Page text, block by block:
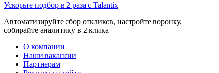
Ускорьте подбор в 2 раза с Talantix
Автоматизируйте сбор откликов, настройте воронку,
собирайте аналитику в 2 клика
О компании
Наши вакансии
Партнерам